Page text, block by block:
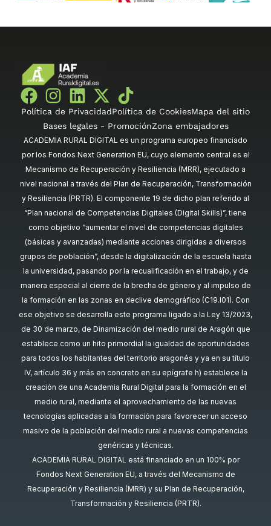
Política de PrivacidadPolítica de CookiesMapa del sitio
Bases legales - PromociónZona embajadores
ACADEMIA RURAL DIGITAL es un programa europeo financiado
por los Fondos Next Generation EU, cuyo elemento central es el
Mecanismo de Recuperación y Resiliencia (MRR), ejecutado a
nivel nacional a través del Plan de Recuperación, Transformación
y Resiliencia (PRTR). El componente 19 de dicho plan referido al
“Plan nacional de Competencias Digitales (Digital Skills)”, tiene
como objetivo “aumentar el nivel de competencias digitales
(básicas y avanzadas) mediante acciones dirigidas a diversos
grupos de población”, desde la digitalización de la escuela hasta
la universidad, pasando por la recualificación en el trabajo, y de
manera especial al cierre de la brecha de género y al impulso de
la formación en las zonas en declive demográfico (C19.I01). Con
ese objetivo se desarrolla este programa ligado a la Ley 13/2023,
de 30 de marzo, de Dinamización del medio rural de Aragón que
establece como un hito primordial la igualdad de oportunidades
para todos los habitantes del territorio aragonés y ya en su título
IV, artículo 36 y más en concreto en su epígrafe h) establece la
creación de una Academia Rural Digital para la formación en el
medio rural, mediante el aprovechamiento de las nuevas
tecnologías aplicadas a la formación para favorecer un acceso
masivo de la población del medio rural a nuevas competencias
genéricas y técnicas.
ACADEMIA RURAL DIGITAL está financiado en un 100% por
Fondos Next Generation EU, a través del Mecanismo de
Recuperación y Resiliencia (MRR) y su Plan de Recuperación,
Transformación y Resiliencia (PRTR).